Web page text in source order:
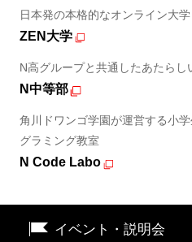
イベント・説明会
日本発の本格的なオンライン大学
ZEN大学
N高グループと共通したあたらし
N中等部
角川ドワンゴ学園が運営する小
グラミング教室
N Code Labo